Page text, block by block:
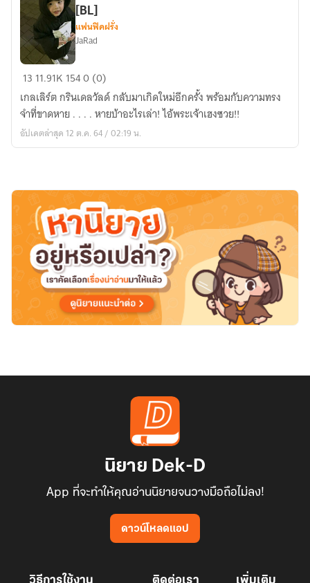
[Fanfic
Harry
]
The
Selwyn's
[BL]
แฟนฟิคฝรั่ง
JaRad
13 11.91K 1540 (0)
เกลเลิร์ต กรินเดลวัลด์ กลับมาเกิดใหม่อีกครั้ง พร้อมกับความทรง
จำที่ขาดหาย . . . . หายบ้าอะไรเล่า! ไอ้พระเจ้าเฮงซวย!!
อัปเดตล่าสุด 12 ต.ค. 64 / 02:19 น.
นิยาย Dek-D
App ที่จะทำให้คุณอ่านนิยายจนวางมือถือไม่ลง!
ดาวน์โหลดแอป